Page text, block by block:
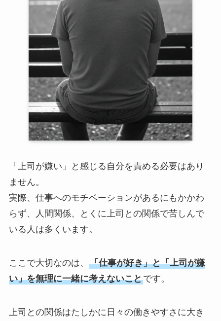
「上司が嫌い」と感じる自分を責める必要はあり
ません。
実際、仕事へのモチベーションがあるにもかかわ
らず、人間関係、とくに上司との関係で苦しんで
いる人は多くいます。
ここで大切なのは、 「仕事が好き」と「上司が嫌
い」を無理に一緒に考えないことです。
上司との関係はたしかに日々の働きやすさに大き